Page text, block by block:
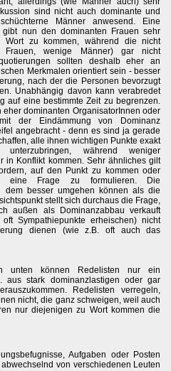
sind nicht auch dominante und
Männer anwesend. Eine
gibt nun den dominanten Frauen sehr
Wort zu kommen, während die nicht
Frauen, wenige Männer) gar nicht
sollten deshalb eher an
Merkmalen orientiert sein - besser
nach der die Personen bevorzugt
Unabhängig davon kann verabredet
auf eine bestimmte Zeit zu begrenzen.
dominanten OrganisatorInnen oder
der Eindämmung von Dominanz
angebracht - denn es sind ja gerade
alle ihnen wichtigen Punkte exakt
während weniger
in Konflikt kommen. Sehr ähnliches gilt
auf den Punkt zu kommen oder
eine Frage zu formulieren. Die
dem besser umgehen können als die
stellt sich durchaus die Frage,
außen als Dominanzabbau verkauft
Sympathiepunkte erheischen) nicht
dienen (wie z.B. oft auch das
unten können Redelisten nur ein
aus stark dominanzlastigen oder gar
Redelisten verregeln,
nicht, die ganz schweigen, weil auch
nur diejenigen zu Wort kommen die
Aufgaben oder Posten
von verschiedenen Leuten